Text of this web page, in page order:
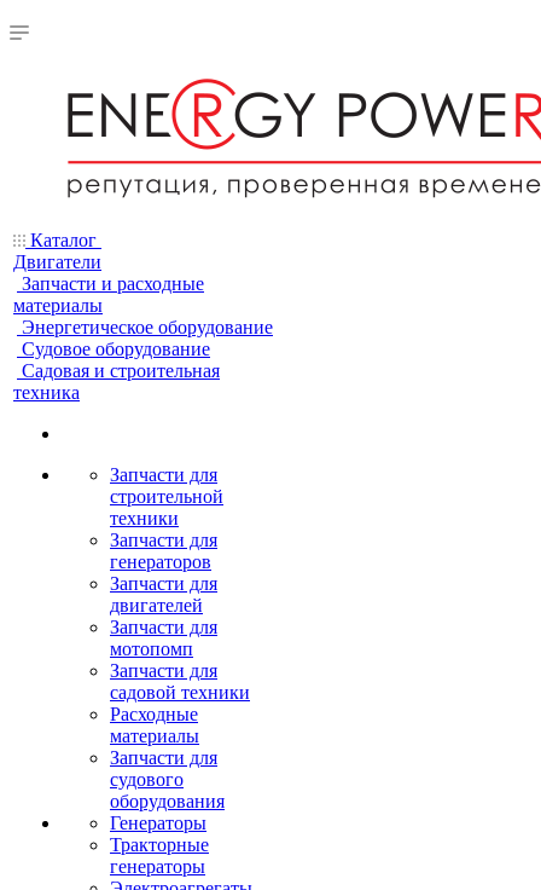
Каталог
Двигатели
Запчасти и расходные
материалы
Энергетическое оборудование
Судовое оборудование
Садовая и строительная
техника
Запчасти для
строительной
техники
Запчасти для
генераторов
Запчасти для
двигателей
Запчасти для
мотопомп
Запчасти для
садовой техники
Расходные
материалы
Запчасти для
судового
оборудования
Генераторы
Тракторные
генераторы